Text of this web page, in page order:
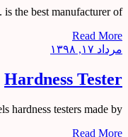
the best manufacturer of […]
Read More
مرداد ۱۷, ۱۳۹۸
Hardness Tester
testers made by […]
Read More